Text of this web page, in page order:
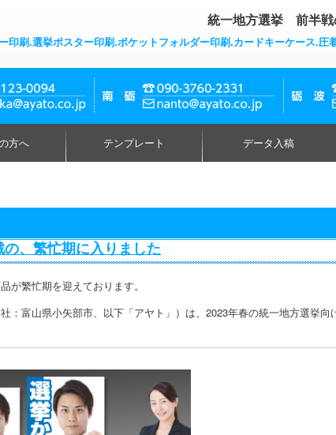
統一地方選挙 前半戦
印刷.選挙ポスター印刷.ポケットフォルダー印刷.カードキーケース.圧
方へ テンプレート データ入稿
、繁忙期に入りました
が繁忙期を迎えております。
富山県小矢部市、以下「アヤト」）は、2023年春の統一地方選挙向